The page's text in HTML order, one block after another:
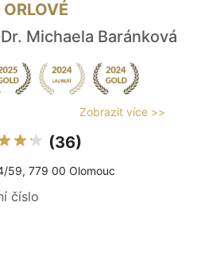
Michaela Baránková
Zobrazit více >>
(36)
59, 779 00 Olomouc
číslo